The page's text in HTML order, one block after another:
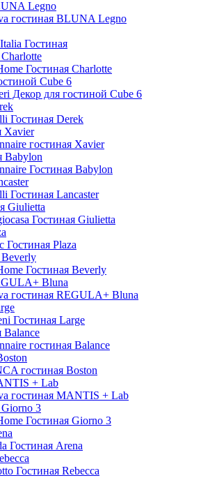
гостиная BLUNA Legno
Гостиная
Гостиная Charlotte
Декор для гостиной Cube 6
Гостиная Derek
гостиная Xavier
Гостиная Babylon
Гостиная Lancaster
Гостиная Giulietta
Гостиная Plaza
Гостиная Beverly
гостиная REGULA+ Bluna
Гостиная Large
гостиная Balance
гостиная Boston
гостиная MANTIS + Lab
Гостиная Giorno 3
Гостиная Arena
Гостиная Rebecca